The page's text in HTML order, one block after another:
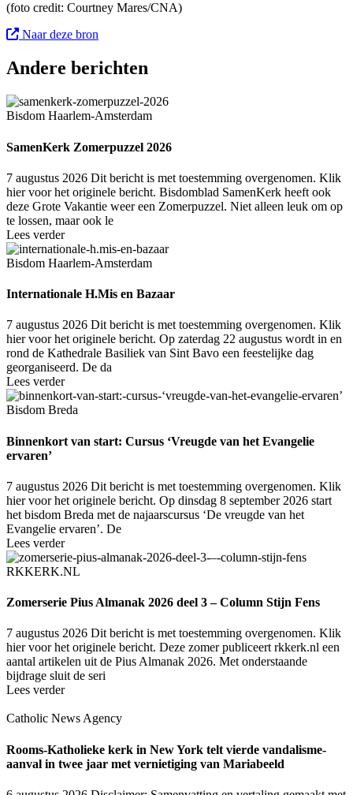
(foto credit: Courtney Mares/CNA)
Naar deze bron
Andere berichten
Bisdom Haarlem-Amsterdam
SamenKerk Zomerpuzzel 2026
7 augustus 2026 Dit bericht is met toestemming overgenomen. Klik
hier voor het originele bericht. Bisdomblad SamenKerk heeft ook
deze Grote Vakantie weer een Zomerpuzzel. Niet alleen leuk om op
te lossen, maar ook le
Lees verder
Bisdom Haarlem-Amsterdam
Internationale H.Mis en Bazaar
7 augustus 2026 Dit bericht is met toestemming overgenomen. Klik
hier voor het originele bericht. Op zaterdag 22 augustus wordt in en
rond de Kathedrale Basiliek van Sint Bavo een feestelijke dag
georganiseerd. De da
Lees verder
Bisdom Breda
Binnenkort van start: Cursus ‘Vreugde van het Evangelie
ervaren’
7 augustus 2026 Dit bericht is met toestemming overgenomen. Klik
hier voor het originele bericht. Op dinsdag 8 september 2026 start
het bisdom Breda met de najaarscursus ‘De vreugde van het
Evangelie ervaren’. De
Lees verder
RKKERK.NL
Zomerserie Pius Almanak 2026 deel 3 – Column Stijn Fens
7 augustus 2026 Dit bericht is met toestemming overgenomen. Klik
hier voor het originele bericht. Deze zomer publiceert rkkerk.nl een
aantal artikelen uit de Pius Almanak 2026. Met onderstaande
bijdrage sluit de seri
Lees verder
Catholic News Agency
Rooms-Katholieke kerk in New York telt vierde vandalisme-
aanval in twee jaar met vernietiging van Mariabeeld